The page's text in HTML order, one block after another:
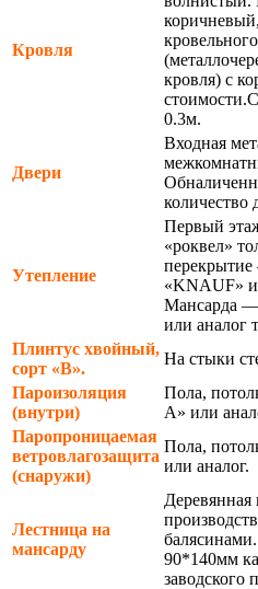
Кровля
кровля) с
0.3м.
Двери
Входная
количество
Утепление
Первый
«роквел»
«KNAUF»
Мансарда —
или аналог
Плинтус хвойный,
сорт «В».
На стыки
Пароизоляция
(внутри)
Пола,
А» или
Паропроницаемая
ветровлагозащита
(снаружи)
Пола,
или аналог.
Лестница на
мансарду
Деревянная
90*140мм
заводского